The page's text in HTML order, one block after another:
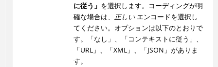
に従う」 を選択します。コーディングが明
確な場合は、
正しいエンコードを選択し
てください。オプションは以下のとおりで
す。「なし」、「コンテキストに従う」、
「URL」、「XML」、「JSON」がありま
す。